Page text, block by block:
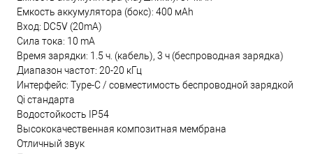
Емкость аккумулятора (бокс): 400 мАh
Вход: DC5V (20mA)
Сила тока: 10 mA
Время зарядки: 1.5 ч. (кабель), 3 ч (беспроводная зарядка)
Диапазон частот: 20-20 кГц
Интерфейс: Type-C / совместимость беспроводной зарядкой
Qi стандарта
Водостойкость IP54
Высококачественная композитная мембрана
Отличный звук